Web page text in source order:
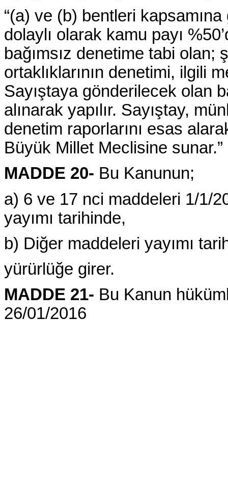
“(a) ve (b) bentleri
dolaylı olarak kamu payı
bağımsız denetime tabi olan;
ortaklıklarının denetimi, ilgili
Sayıştaya gönderilecek olan
alınarak yapılır. Sayıştay,
denetim raporlarını esas
Büyük Millet Meclisine sunar.”
MADDE 20- Bu Kanunun;
a) 6 ve 17 nci maddeleri 1/1/
yayımı tarihinde,
b) Diğer maddeleri yayımı
yürürlüğe girer.
MADDE 21- Bu Kanun
26/01/2016